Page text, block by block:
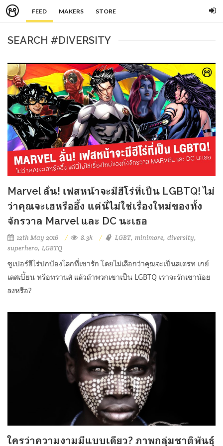
FEED MAKERS STORE
SEARCH #DIVERSITY
Marvel ลั่น! เฟสหน้าจะมีฮีโร่ที่เป็น LGBTQ! ไม่
ว่าคุณจะเฮหรืออึ้ง แต่นี่ไม่ใช่เรื่องใหม่ของทั้ง
จักรวาล Marvel และ DC นะเธอ
12th May 2016 8.3k LGBT minimore diversity
superhero LGBTQ
ซูเปอร์ฮีโร่ปกป้องโลกที่เขารัก โดยไม่เลือกว่าคุณจะเป็นสเตรท เกย์
เลสเบี้ยน หรือทรานส์ แล้วถ้าพวกเขาเป็น LGBTQ เราจะรักเขาน้อย
ลงหรือ?
ใครว่าความงามมีแบบเดียว? ภาพกลุ่มชาติพันธุ์